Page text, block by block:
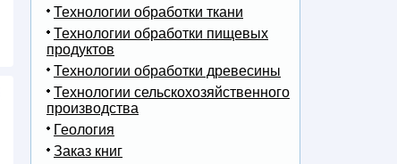
Технологии обработки ткани
Технологии обработки пищевых
продуктов
Технологии обработки древесины
Технологии сельскохозяйственного
производства
Геология
Заказ книг